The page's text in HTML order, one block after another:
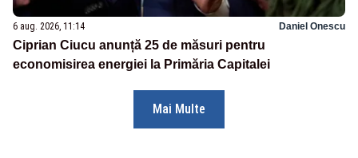
6 aug. 2026, 11:14 Daniel Onescu
Ciprian Ciucu anunță 25 de măsuri pentru
economisirea energiei la Primăria Capitalei
Mai Multe